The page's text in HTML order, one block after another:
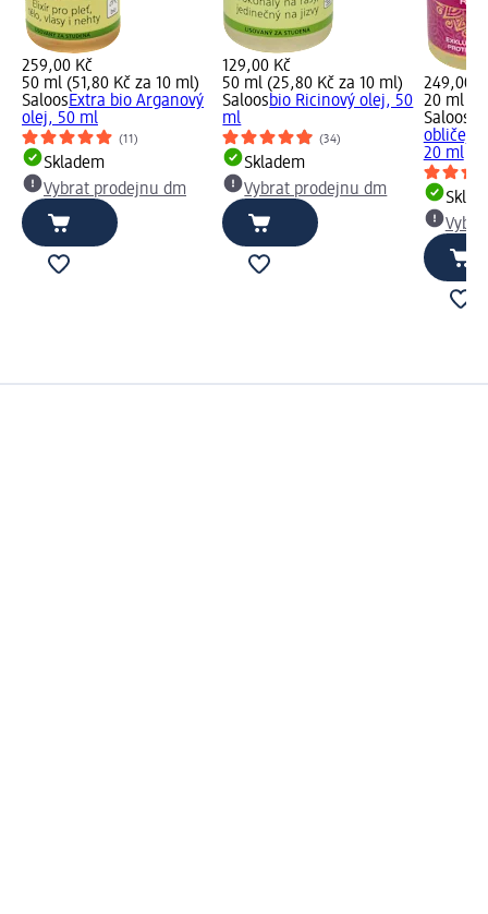
259,00 Kč
50 ml (51,80 Kč za 10 ml)
SaloosExtra bio Arganový
olej, 50 ml
(11)
Skladem
Vybrat prodejnu dm
129,00 Kč
50 ml (25,80 Kč za 10 ml)
Saloosbio Ricinový olej, 50
ml
(34)
Skladem
Vybrat prodejnu dm
249,00
20 ml
Saloos
20 ml